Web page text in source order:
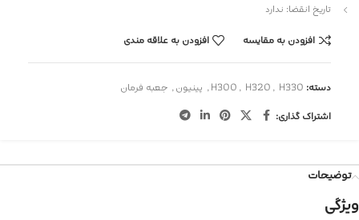
تاریخ انقضا: ندارد
افزودن به مقایسه
افزودن به علاقه مندی
دسته: H300, H320, H330
, پینیون, جعبه فرمان
اشتراک گذاری:
توضیحات
ویژگی